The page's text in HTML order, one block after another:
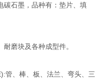
石墨，品种有：垫片、填
磨块及各种成型件。
、棒、板、法兰、弯头、三